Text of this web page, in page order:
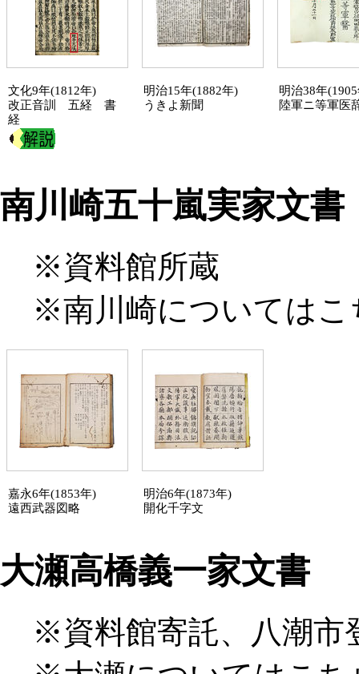
文化9年(1812年)
改正音訓 五経 書
経
明治15年(1882年)
うきよ 新聞
明治38年
陸軍ニ等軍医
南川崎五十嵐実家文書
※資料館所蔵
※南川崎についてはこ
嘉永6年(1853年)
遠西武器図略
明治6年(1873年)
開化千字文
大瀬高橋義一家文書
※資料館寄託、
八潮市